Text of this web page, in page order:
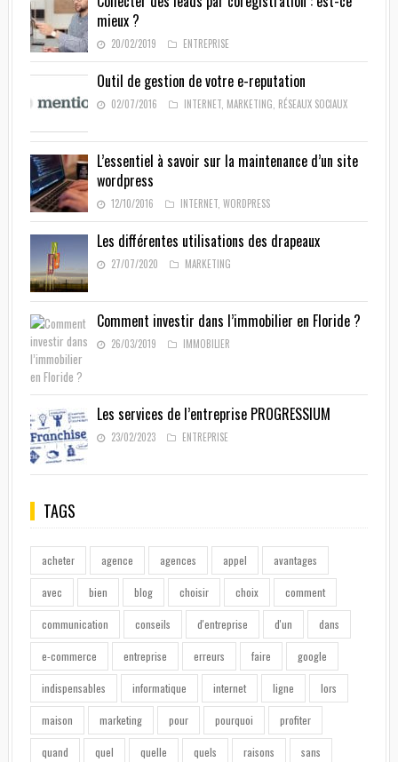
mieux ?
20/02/2019 ENTREPRISE
Outil de gestion de votre e-reputation
02/07/2016 INTERNET, MARKETING RÉSEAUX SOCIAUX
L’essentiel à savoir sur la maintenance d’un site
wordpress
12/10/2016 INTERNET, WORDPRESS
Les différentes utilisations des drapeaux
27/07/2020 MARKETING
Comment investir dans l’immobilier en Floride ?
26/03/2019 IMMOBILIER
Les services de l’entreprise PROGRESSIUM
23/02/2023 ENTREPRISE
TAGS
acheter agence agences appel avantages
avec bien blog choisir choix comment
communication conseils d'entreprise d'un dans
e-commerce entreprise erreurs faire google
indispensables informatique internet ligne lors
maison marketing pour pourquoi profiter
quand quel quelle quels raisons sans